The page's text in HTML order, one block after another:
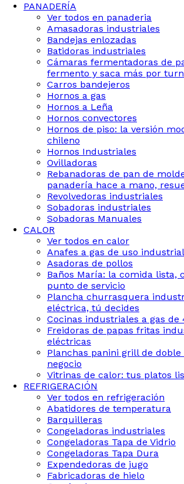
PANADERÍA
Ver todos en panaderia
Amasadoras industriales
Bandejas enlozadas
Batidoras industriales
Cámaras fermentadoras de
fermento y saca más por
Carros bandejeros
Hornos a gas
Hornos a Leña
Hornos convectores
Hornos de piso: la versión
chileno
Hornos Industriales
Ovilladoras
Rebanadoras de pan de
panadería hace a mano,
Revolvedoras industriales
Sobadoras industriales
Sobadoras Manuales
CALOR
Ver todos en calor
Anafes a gas de uso industrial
Asadoras de pollos
Baños María: la comida lista,
punto de servicio
Plancha churrasquera
eléctrica, tú decides
Cocinas industriales a gas de
Freidoras de papas fritas
eléctricas
Planchas panini grill de
negocio
Vitrinas de calor: tus platos
REFRIGERACIÓN
Ver todos en refrigeración
Abatidores de temperatura
Barquilleras
Congeladoras industriales
Congeladoras Tapa de Vidrio
Congeladoras Tapa Dura
Expendedoras de jugo
Fabricadoras de hielo